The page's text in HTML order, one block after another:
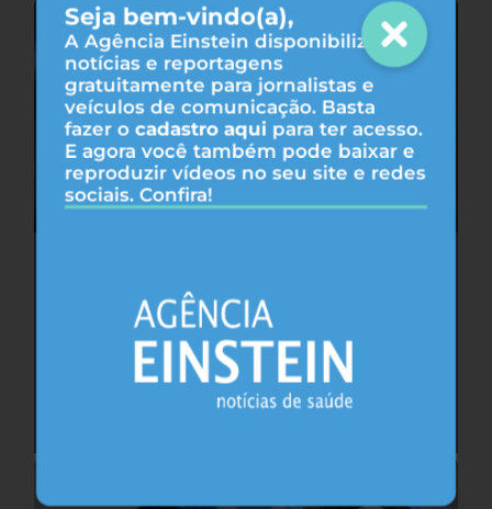
Seja bem-vindo(a),
A Agência Einstein disponibiliza
notícias e reportagens
gratuitamente para jornalistas e
veículos de comunicação. Basta
fazer o cadastro aqui para ter acesso.
E agora você também pode baixar e
reproduzir vídeos no seu site e redes
sociais. Confira!
privação do sono, sugere estudo